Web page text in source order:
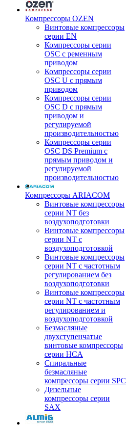
Компрессоры OZEN
Винтовые компрессоры
серии EN
Компрессоры серии
OSC с ременным
приводом
Компрессоры серии
OSC U с прямым
приводом
Компрессоры серии
OSC D с прямым
приводом и
регулируемой
производительностью
Компрессоры серии
OSC DS Premium с
прямым приводом и
регулируемой
производительностью
Компрессоры ARIACOM
Винтовые компрессоры
серии NT без
воздухоподготовки
Винтовые компрессоры
серии NT c
воздухоподготовкой
Винтовые компрессоры
серии NT с частотным
регулированием без
воздухоподготовки
Винтовые компрессоры
серии NT с частотным
регулированием и
воздухоподготовкой
Безмасляные
двухступенчатые
винтовые компрессоры
серии HCA
Спиральные
безмасляные
компрессоры серии SPC
Дизельные
компрессоры серии
SAX